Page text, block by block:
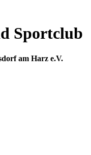
Sportclub
am Harz e.V.